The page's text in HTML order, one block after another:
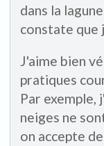
dans la
constate que
J'aime bien
pratiques
Par exemple,
neiges ne
on accepte